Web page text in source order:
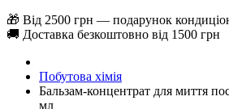
🎁 Від 2500 грн — подарунок
🚚 Доставка безкоштовно від 1500 грн
Побутова хімія
Бальзам-концентрат для миття
мл